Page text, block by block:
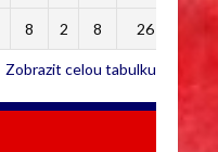
8 2 8 26
Zobrazit celou tabulku